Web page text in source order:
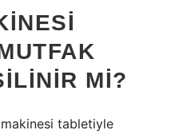
MI?
makinesi tabletiyle